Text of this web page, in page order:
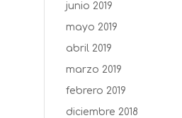
junio 2019
mayo 2019
abril 2019
marzo 2019
febrero 2019
diciembre 2018